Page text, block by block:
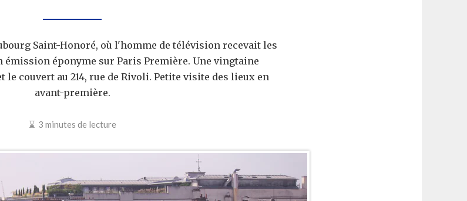
Saint-Honoré, où l'homme de télévision recevait les
émission éponyme sur Paris Première. Une vingtaine
le couvert au 214, rue de Rivoli. Petite visite des lieux en
avant-première.
3 minutes de lecture